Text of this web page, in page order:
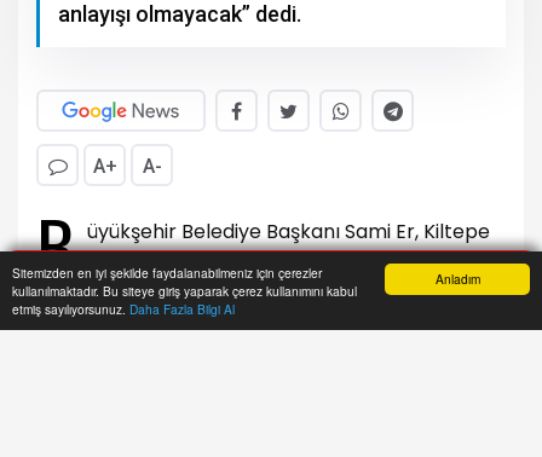
Anladım
Sitemizden en iyi şekilde faydalanabilmeniz için çerezler
kullanılmaktadır. Bu siteye giriş yaparak çerez kullanımını kabul
etmiş sayılıyorsunuz. Daha Fazla Bilgi Al
anlayışı olmayacak” dedi.
A+ A-
B üyükşehir Belediye Başkanı Sami Er, Kiltepe
ile Çarmuzu mahallelerinin kesişim
noktasına inşa edilen spor kompleksinde
incelemede bulundu.
Anasayfa Yazarlar Haber Ara İhbar Hattı Menu